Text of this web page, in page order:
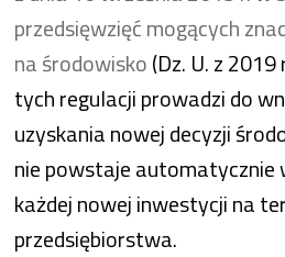
przedsięwzięć mogących
na środowisko(Dz. U. z
tych regulacji prowadzi do
uzyskania nowej decyzji
nie powstaje automatycznie
każdej nowej inwestycji na
przedsiębiorstwa.